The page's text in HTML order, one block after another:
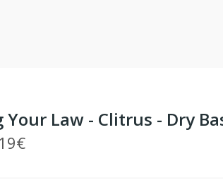
Your Law - Clitrus - Dry